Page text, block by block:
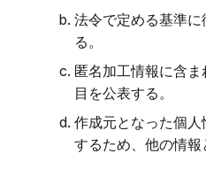
法令で定める基準
る。
匿名加工情報に含
目を公表する。
作成元となった個
するため、他の情報